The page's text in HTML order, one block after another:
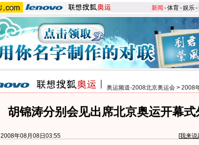
新闻 -体育-娱乐-
奥运频道-2008北京奥运会 > 2008
胡锦涛分别会见出席北京奥运开幕式
2008年08月08日03:55 [我来说